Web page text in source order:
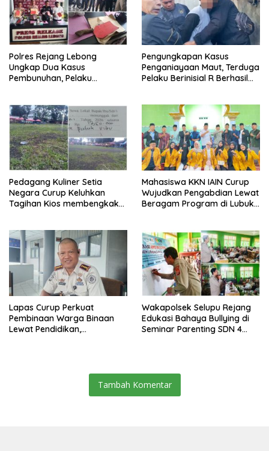
Polres Rejang Lebong
Ungkap Dua Kasus
Pembunuhan, Pelaku
Pengungkapan Kasus
Penganiayaan Maut, Terduga
Pelaku Berinisial R Berhasil
Pedagang Kuliner Setia
Negara Curup Keluhkan
Tagihan Kios membengkak
Mahasiswa KKN IAIN Curup
Wujudkan Pengabdian Lewat
Beragam Program di Lubuk
Lapas Curup Perkuat
Pembinaan Warga Binaan
Lewat Pendidikan,
Wakapolsek Selupu Rejang
Edukasi Bahaya Bullying di
Seminar Parenting SDN 4
Tambah Komentar